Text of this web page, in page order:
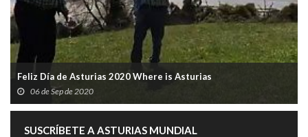
Feliz Día de Asturias 2020 Where is Asturias
06 de Sep de 2020
SUSCRÍBETE A ASTURIAS MUNDIAL